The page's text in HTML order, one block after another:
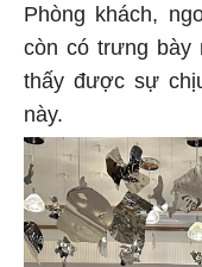
Phòng khách,
còn có trưng bày
thấy được sự
này.